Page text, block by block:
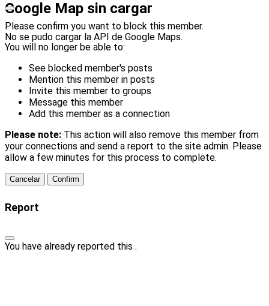
Google Map sin cargar
No se pudo cargar la API de Google Maps.
Please confirm you want to block this member.
You will no longer be able to:
See blocked member's posts
Mention this member in posts
Invite this member to groups
Message this member
Add this member as a connection
Please note: This action will also remove this member from
your connections and send a report to the site admin. Please
allow a few minutes for this process to complete.
Confirm
Report
You have already reported this .